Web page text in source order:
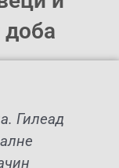
Гилеад